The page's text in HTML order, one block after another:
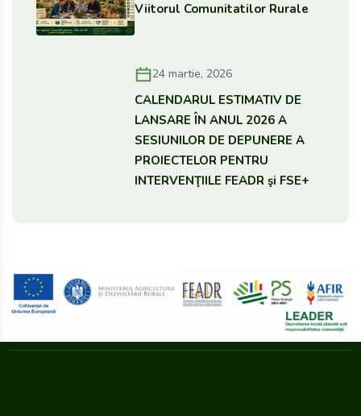
Viitorul Comunitatilor Rurale
24 martie, 2026
CALENDARUL ESTIMATIV DE
LANSARE ÎN ANUL 2026 A
SESIUNILOR DE DEPUNERE A
PROIECTELOR PENTRU
INTERVENŢIILE FEADR şi FSE+